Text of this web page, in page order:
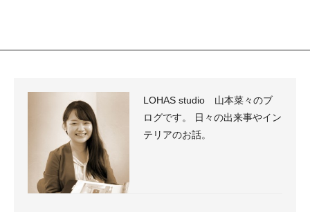
LOHAS studio 山本菜々のブ
ログです。 日々の出来事やイン
テリアのお話。